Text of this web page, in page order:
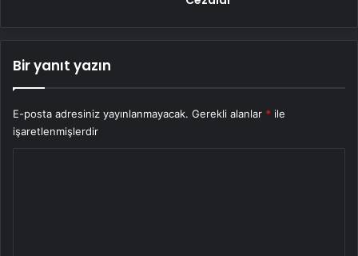
Bir yanıt yazın
E-posta adresiniz yayınlanmayacak. Gerekli alanlar * ile
işaretlenmişlerdir